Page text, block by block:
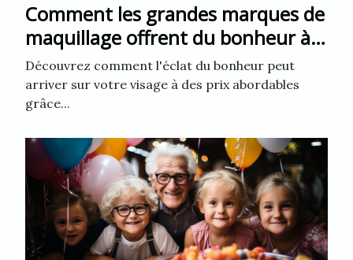
Comment les grandes marques de
maquillage offrent du bonheur à
des prix abordables
Découvrez comment l'éclat du bonheur peut
arriver sur votre visage à des prix abordables
grâce...